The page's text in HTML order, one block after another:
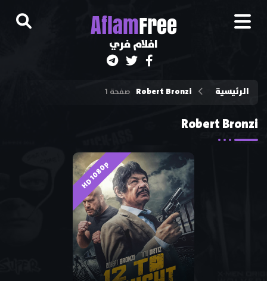
AflamFree
افلام فري
الرئيسية Robert Bronzi صفحة 1
Robert Bronzi
HD 1080p